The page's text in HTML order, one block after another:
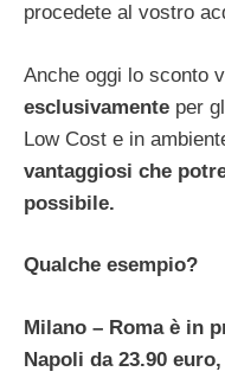
procedete al vostro
Anche oggi lo sconto
esclusivamente per
Low Cost e in
vantaggiosi che
possibile.
Qualche esempio?
Milano – Roma è in
Napoli da 23.90